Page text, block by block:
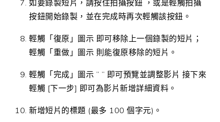
如要錄製短片，請按住拍攝按鈕 ，或是輕觸拍攝
按鈕開始錄製，並在完成時再次輕觸該按鈕。
輕觸「復原」圖示 即可移除上一個錄製的短片；
輕觸「重做」圖示 則能復原移除的短片。
輕觸「完成」圖示 ” ” 即可預覽並調整影片 接下來
輕觸 [下一步] 即可為影片新增詳細資料。
新增短片的標題 (最多 100 個字元)。